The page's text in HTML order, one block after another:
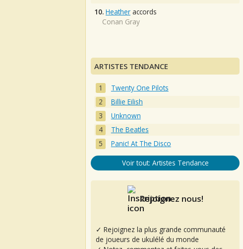
10. Heather accords
Conan Gray
ARTISTES TENDANCE
Twenty One Pilots
Billie Eilish
Unknown
The Beatles
Panic! At The Disco
Voir tout: Artistes Tendance
Rejoignez nous!
✓ Rejoignez la plus grande communauté
de joueurs de ukulélé du monde